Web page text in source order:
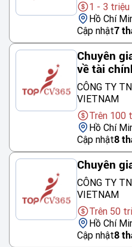
1 - 3 triệu
Hồ Chí
Cập nhật7
Chuyên
về tài
CÔNG TY
VIETNAM
Trên 100
Hồ Chí
Cập nhật8
Chuyên
CÔNG TY
VIETNAM
Trên 50
Hồ Chí
Cập nhật8